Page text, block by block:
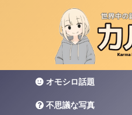
オモシロ話題
不思議な写真